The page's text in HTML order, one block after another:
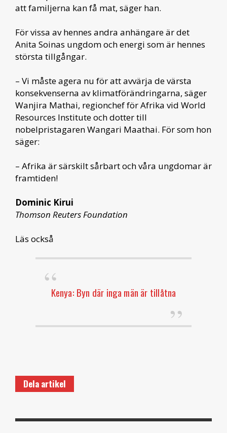
att familjerna kan få mat, säger han.
För vissa av hennes andra anhängare är det
Anita Soinas ungdom och energi som är hennes
största tillgångar.
– Vi måste agera nu för att avvärja de värsta
konsekvenserna av klimatförändringarna, säger
Wanjira Mathai, regionchef för Afrika vid World
Resources Institute och dotter till
nobelpristagaren Wangari Maathai. För som hon
säger:
– Afrika är särskilt sårbart och våra ungdomar är
framtiden!
Dominic Kirui
Thomson Reuters Foundation
Läs också
Kenya: Byn där inga män är tillåtna
Dela artikel